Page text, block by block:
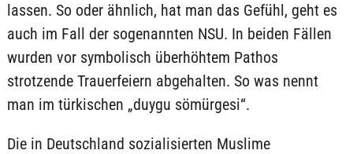
lassen. So oder ähnlich, hat man das Gefühl, geht es
auch im Fall der sogenannten NSU. In beiden Fällen
wurden vor symbolisch überhöhtem Pathos
strotzende Trauerfeiern abgehalten. So was nennt
man im türkischen „duygu sömürgesi“.
Die in Deutschland sozialisierten Muslime